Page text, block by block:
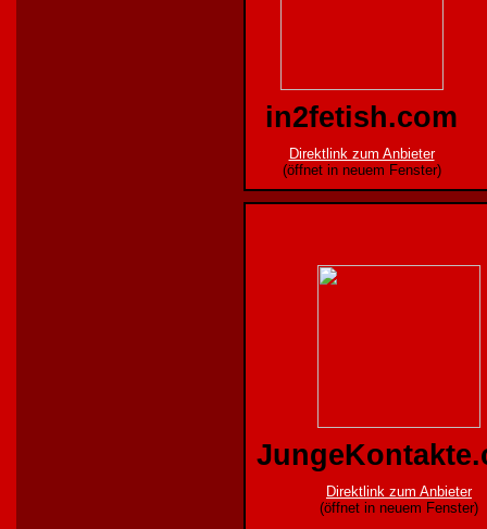
in2fetish.com
Direktlink zum Anbieter
(öffnet in neuem Fenster)
Direktlink zum Anbieter
(öffnet in neuem Fenster)